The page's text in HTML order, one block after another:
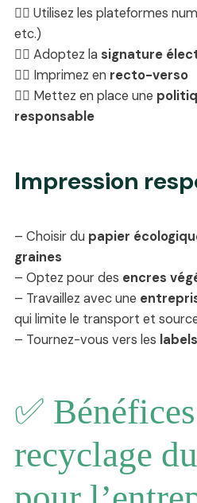
👍🏽 Utilisez les plateformes
etc.)
👍🏽 Adoptez la signature
👍🏽 Imprimez en recto-verso
👍🏽 Mettez en place une
responsable
Impression
– Choisir du papier
graines
– Optez pour des encres
– Travaillez avec une
qui limite le transport et
– Tournez-vous vers les
✅
recyclage